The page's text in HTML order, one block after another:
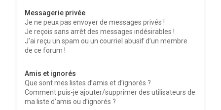
Messagerie privée
Je ne peux pas envoyer de messages privés !
Je reçois sans arrêt des messages indésirables !
J’ai reçu un spam ou un courriel abusif d’un membre
de ce forum !
Amis et ignorés
Que sont mes listes d’amis et d’ignorés ?
Comment puis-je ajouter/supprimer des utilisateurs de
ma liste d’amis ou d’ignorés ?